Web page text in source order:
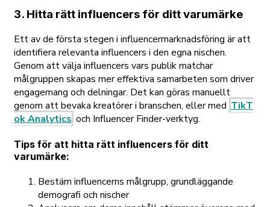
3. Hitta rätt influencers för ditt varumärke
Ett av de första stegen i influencermarknadsföring är att
identifiera relevanta influencers i den egna nischen.
Genom att välja influencers vars publik matchar
målgruppen skapas mer effektiva samarbeten som driver
engagemang och delningar. Det kan göras manuellt
genom att bevaka kreatörer i branschen, eller med TikT
ok Analytics och Influencer Finder-verktyg.
Tips för att hitta rätt influencers för ditt
varumärke:
Bestäm influencerns målgrupp, grundläggande
demografi och nischer